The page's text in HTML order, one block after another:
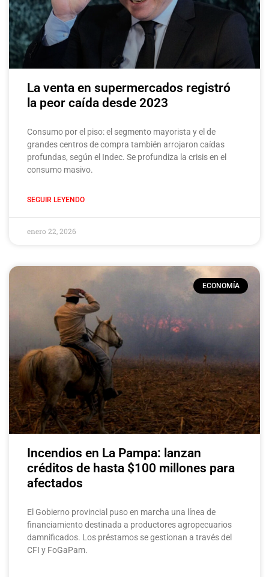
La venta en supermercados registró
la peor caída desde 2023
Consumo por el piso: el segmento mayorista y el de
grandes centros de compra también arrojaron caídas
profundas, según el Indec. Se profundiza la crisis en el
consumo masivo.
SEGUIR LEYENDO
enero 22, 2026
ECONOMÍA
Incendios en La Pampa: lanzan
créditos de hasta $100 millones para
afectados
El Gobierno provincial puso en marcha una línea de
financiamiento destinada a productores agropecuarios
damnificados. Los préstamos se gestionan a través del
CFI y FoGaPam.